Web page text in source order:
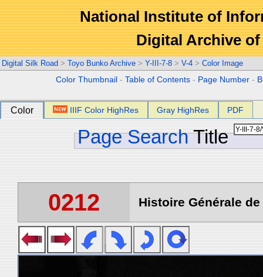
National Institute of
Digital Archive
Digital Silk Road > Toyo Bunko Archive > Y-III-7-8 > V-4 > Color Image
Color Thumbnail -Table of Contents - Page Number -
Color IIIF Color HighRes Gray HighRes PDF
Page Search Title
0212 Histoire Générale